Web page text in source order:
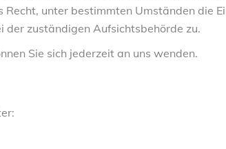
unter bestimmten Umständen die
der zuständigen Aufsichtsbehörde zu.
Sie sich jederzeit an uns wenden.